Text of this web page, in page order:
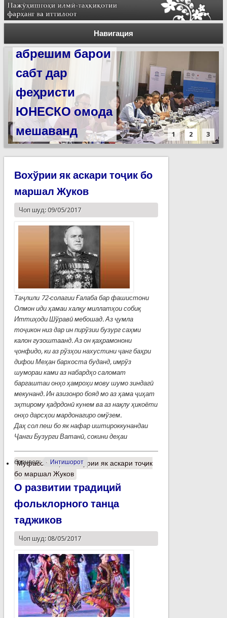
Навигация
Силсилаи
ёдгориҳои роҳи
абрешим барои
сабт дар
феҳристи
ЮНЕСКО омода
мешаванд
1 2 3
Вохўрии як аскари тоҷик бо
маршал Жуков
Чоп шуд: 09/05/2017
Таҷлили 72-солагии Ғалаба бар фашистони
Олмон иди ҳамаи халқу миллатҳои собиқ
Иттиҳоди Шўравӣмебошад. Аз ҷумла
тоҷикон низ дар ин пирўзии бузург саҳми
калон гузоштаанд. Аз он қаҳрамонони
ҷонфидо, ки аз рўзҳои нахустини ҷанг баҳри
дифои Меҳан бархоста буданд, имрўз
шумораи ками аз набардҳо саломат
баргаштаи онҳо ҳамроҳи мову шумо зиндагӣ
мекунанд. Ин азизонро бояд мо аз ҳама ҷиҳат
эҳтирому қадрдонӣкунем ва аз нақлу ҳикоёти
онҳо дарсҳои мардонагиро омўзем.
Даҳ сол пеш бо як нафар иштироккунандаи
Ҷанги Бузурги Ватанӣ, сокини деҳаи
барчасп: Интишорот
Муфассалтаро Вохўрии як аскари тоҷик
бо маршал Жуков
О развитии традиций
фольклорного танца
таджиков
Чоп шуд: 08/05/2017